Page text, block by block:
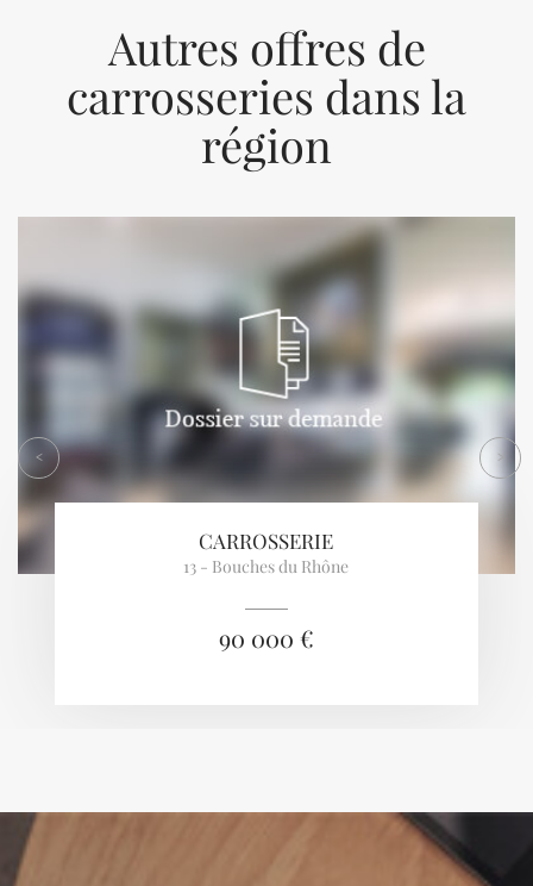
Autres offres de
carrosseries dans la
région
CARROSSERIE
13 - Bouches du Rhône
90 000 €
< >